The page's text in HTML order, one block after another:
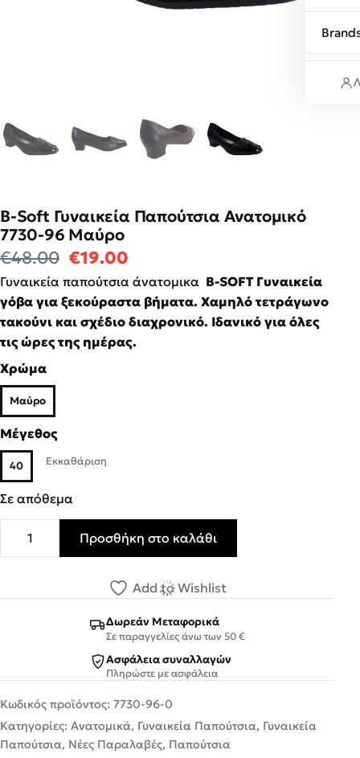
B-Soft Γυναικεία Παπούτσια Aνατομικό
7730-96 Μαύρο
€48.00 Original price was: €48.00.
€19.00
Γυναικεία παπούτσια άνατομικα B-SOFT Γυναικεία
γόβα για ξεκούραστα βήματα. Χαμηλό τετράγωνο
τακούνι και σχέδιο διαχρονικό. Ιδανικό για όλες
τις ώρες της ημέρας.
Χρώμα
Μαύρο
Μέγεθος
40 Εκκαθάριση
Σε απόθεμα
B-Soft Γυναικεία Παπούτσια Aνατομικό 7730-96 Μαύρο
Προσθήκη στο καλάθι
Add to Wishlist
Δωρεάν Μεταφορικά
Σε παραγγελίες άνω των 50 €
Ασφάλεια συναλλαγών
Πληρώστε με ασφάλεια
Κωδικός προϊόντος: 7730-96-0
Κατηγορίες: Ανατομικά, Γυναικεία Παπούτσια, Γυναικεία
Παπούτσια, Νέες Παραλαβές, Παπούτσια